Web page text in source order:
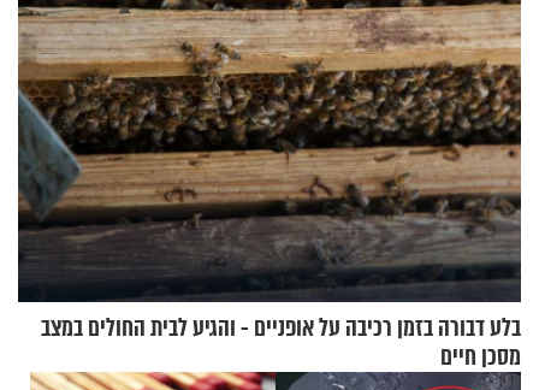
בלע דבורה בזמן רכיבה על אופניים - והגיע לבית החולים במצב
מסכן חיים